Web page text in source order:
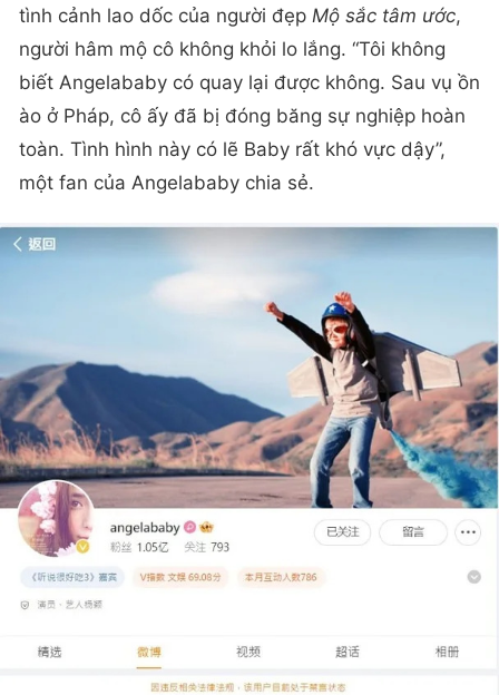
tình cảnh lao dốc của người đẹp Mộ sắc tâm ước,
người hâm mộ cô không khỏi lo lắng. “Tôi không
biết Angelababy có quay lại được không. Sau vụ ồn
ào ở Pháp, cô ấy đã bị đóng băng sự nghiệp hoàn
toàn. Tình hình này có lẽ Baby rất khó vực dậy”,
một fan của Angelababy chia sẻ.